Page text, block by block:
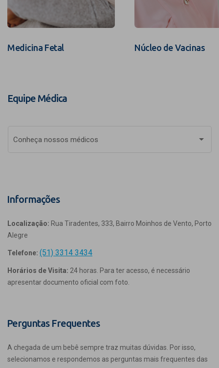
Medicina Fetal Núcleo de Vacinas
Equipe Médica
Conheça nossos médicos
Informações
Localização: Rua Tiradentes, 333, Bairro Moinhos de Vento, Porto
Alegre
Telefone: (51) 3314 3434
Horários de Visita: 24 horas. Para ter acesso, é necessário
apresentar documento oficial com foto.
Perguntas Frequentes
A chegada de um bebê sempre traz muitas dúvidas. Por isso,
selecionamos e respondemos as perguntas mais frequentes das